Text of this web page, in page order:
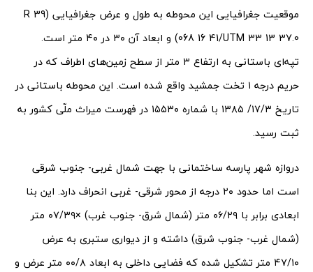
موقعیت جغرافیایی این محوطه به طول و عرض جغرافیایی (39 R
068 16 41/UTM 33 13 37.0) و ابعاد آن ۳۰ در ۴۰ متر است.
تپه‌ای باستانی به ارتفاع ۳ متر از سطح زمین‌های اطراف که در
حریم درجه ۱ تخت جمشید واقع شده است. این محوطه باستانی در
تاریخ ۱۷/۳/ ۱۳۸۵ با شماره ۱۵۵۳۰ در فهرست میراث ملّی کشور به
ثبت رسید.
دروازه شهر پارسه ساختمانی با جهت شمال غربی- جنوب شرقی
است اما حدود ۲۰ درجه از محور شرقی- غربی انحراف دارد. این بنا
ابعادی برابر با ۰۶/۲۹ متر (شمال شرق- جنوب غرب) ×۰۷/۳۹ متر
(شمال غرب- جنوب شرق) داشته و از دیواری ستبری به عرض
۴۷/۱۰ متر تشکیل شده که فضایی داخلی به ابعاد ۰۰/۸ متر عرض و